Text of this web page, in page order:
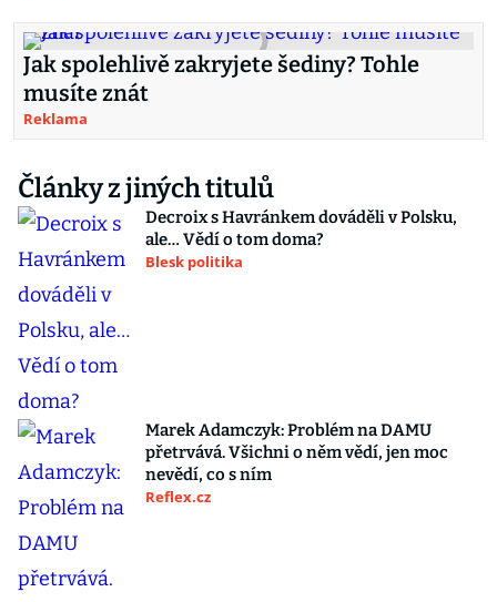
Jak spolehlivě zakryjete šediny? Tohle
musíte znát
Reklama
Články z jiných titulů
Decroix s Havránkem dováděli v Polsku,
ale… Vědí o tom doma?
Blesk politika
Marek Adamczyk: Problém na DAMU
přetrvává. Všichni o něm vědí, jen moc
nevědí, co s ním
Reflex.cz